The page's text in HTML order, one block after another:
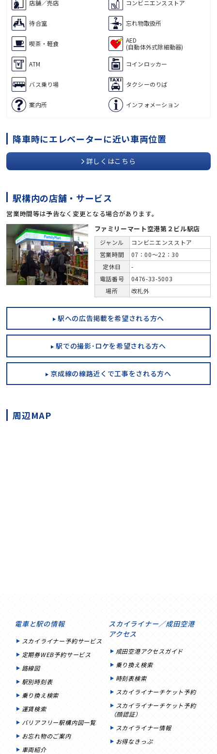
店舗／売店 コンビニエンスストア
待合室 忘れ物取扱所
喫茶・軽食
AED
(自動体外式除細動器)
ATM コインロッカー
バス乗り場 タクシーのりば
案内所 インフォメーション
降車時にエレベーターに近い車両位置
詳しくはこちら
駅構内の店舗・サービス
営業時間等は予告なく変更となる場合があります。
ファミリーマート空港第２ビル駅店
ジャンル
コンビニエンスストア
営業時間
07：00～22：30
定休日
-
電話番号
0476-33-5003
場所
改札外
駅への広告掲載を希望される方へ
駅での撮影･ロケを希望される方へ
京成線の線路近くで工事をされる方へ
周辺MAP
電車と駅の情報
スカイライナー予約サービス
定期券WEB予約サービス
路線図
駅別時刻表
乗り換え検索
運賃検索
バリアフリー駅構内図一覧
お忘れ物のご案内
車両紹介
スカイライナー／成田空港
アクセス
成田空港アクセスガイド
乗り換え検索
時刻表検索
スカイライナーチケット予約
スカイライナーチケット予約
（顔認証）
スカイライナー情報
お得なきっぷ